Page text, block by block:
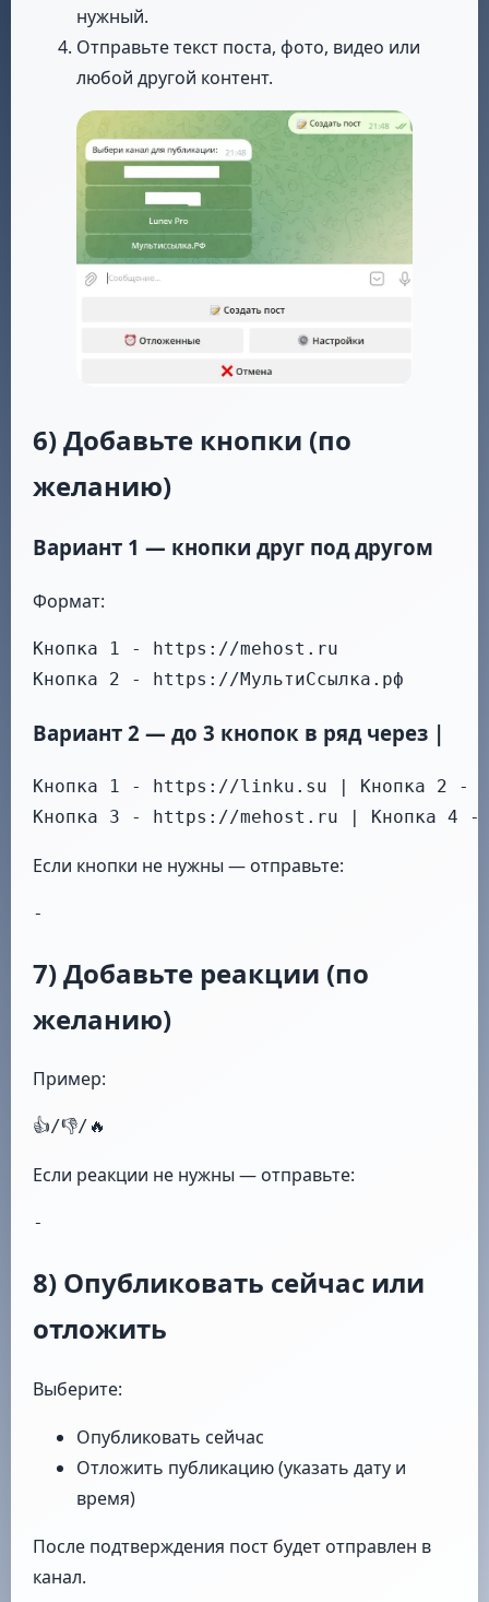
нужный.
Отправьте текст поста, фото, видео или
любой другой контент.
6) Добавьте кнопки (по
желанию)
Вариант 1 — кнопки друг под другом
Формат:
Кнопка 1 - https://mehost.ru
Кнопка 2 - https://МультиСсылка.рф
Вариант 2 — до 3 кнопок в ряд через |
Кнопка 1 - https://linku.su | Кнопка 2 -
Кнопка 3 - https://mehost.ru | Кнопка 4 -
Если кнопки не нужны — отправьте:
-
7) Добавьте реакции (по
желанию)
Пример:
Если реакции не нужны — отправьте:
-
8) Опубликовать сейчас или
отложить
Выберите:
Опубликовать сейчас
Отложить публикацию (указать дату и
время)
После подтверждения пост будет отправлен в
канал.